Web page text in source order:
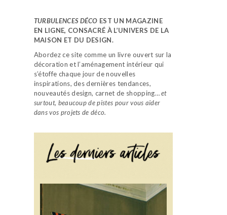
TURBULENCES DÉCO EST UN MAGAZINE
EN LIGNE, CONSACRÉ À L’UNIVERS DE LA
MAISON ET DU DESIGN.
Abordez ce site comme un livre ouvert sur la
décoration et l’aménagement intérieur qui
s’étoffe chaque jour de nouvelles
inspirations, des dernières tendances,
nouveautés design, carnet de shopping…et
surtout, beaucoup de pistes pour vous aider
dans vos projets de déco.